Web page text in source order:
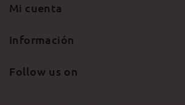
Mi cuenta
Información
Follow us on